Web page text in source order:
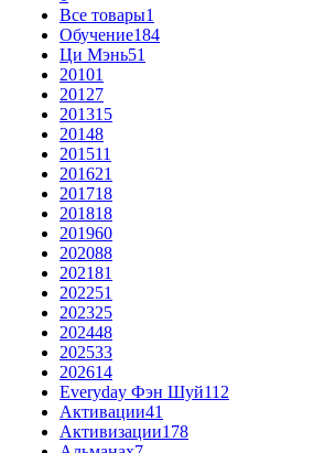
Все товары1
Обучение184
Ци Мэнь51
20101
20127
201315
20148
201511
201621
201718
201818
201960
202088
202181
202251
202325
202448
202533
202614
Everyday Фэн Шуй112
Активации41
Активизации178